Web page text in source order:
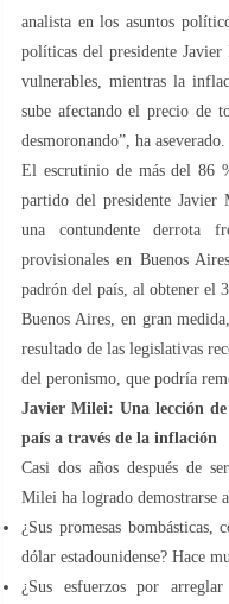
analista en los asuntos
políticas del presidente
vulnerables, mientras la
sube afectando el precio de
desmoronando”, ha aseverado.
El escrutinio de más del 86
partido del presidente
una contundente derrota
provisionales en Buenos
padrón del país, al obtener el
Buenos Aires, en gran
resultado de las legislativas
del peronismo, que podría
Javier Milei: Una lección
país a través de la inflación
Casi dos años después de
Milei ha logrado demostrarse
¿Sus promesas
dólar estadounidense? Hace
¿Sus esfuerzos por